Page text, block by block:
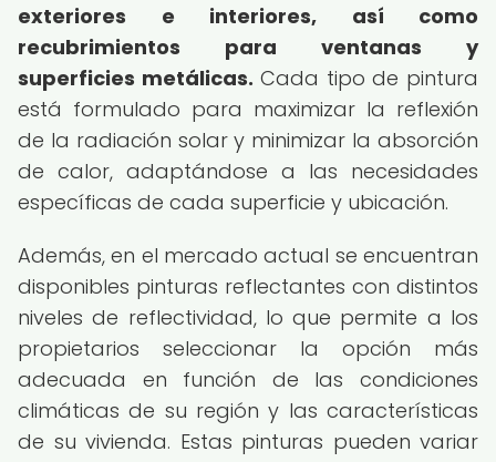
exteriores e interiores, así como
recubrimientos para ventanas y
superficies metálicas. Cada tipo de pintura
está formulado para maximizar la reflexión
de la radiación solar y minimizar la absorción
de calor, adaptándose a las necesidades
específicas de cada superficie y ubicación.
Además, en el mercado actual se encuentran
disponibles pinturas reflectantes con distintos
niveles de reflectividad, lo que permite a los
propietarios seleccionar la opción más
adecuada en función de las condiciones
climáticas de su región y las características
de su vivienda. Estas pinturas pueden variar